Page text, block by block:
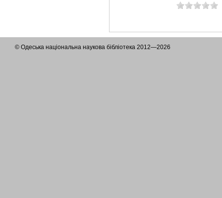
© Одеська національна наукова бібліотека 2012—2026